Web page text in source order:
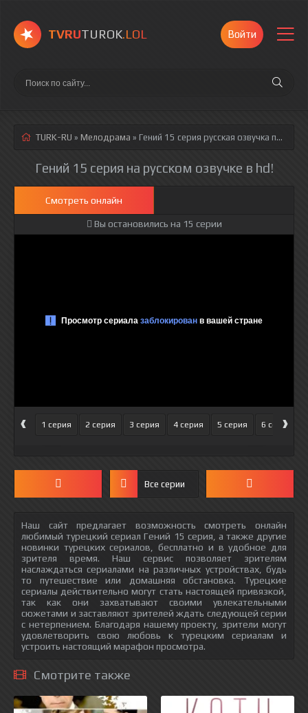
TVRUTUROK.LOL Войти
TURK-RU » Мелодрама » Гений 15 серия русская озвучка полностью смотреть онлайн!
Гений 15 серия на русском озвучке в hd!
Смотреть онлайн
Вы остановились на 15 серии
‹ 1 серия 2 серия 3 серия 4 серия 5 серия 6 серия
›
Все серии
Наш сайт предлагает возможность смотреть онлайн
любимый турецкий сериал Гений 15 серия, а также другие
новинки турецких сериалов, бесплатно и в удобное для
зрителя время. Наш сервис позволяет зрителям
наслаждаться сериалами на различных устройствах, будь
то путешествие или домашняя обстановка. Турецкие
сериалы действительно могут стать настоящей привязкой,
так как они захватывают своими увлекательными
сюжетами и заставляют зрителей ждать следующей серии
с нетерпением. Благодаря нашему проекту, зрители могут
удовлетворить свою любовь к турецким сериалам и
устроить настоящий марафон просмотра.
Смотрите также